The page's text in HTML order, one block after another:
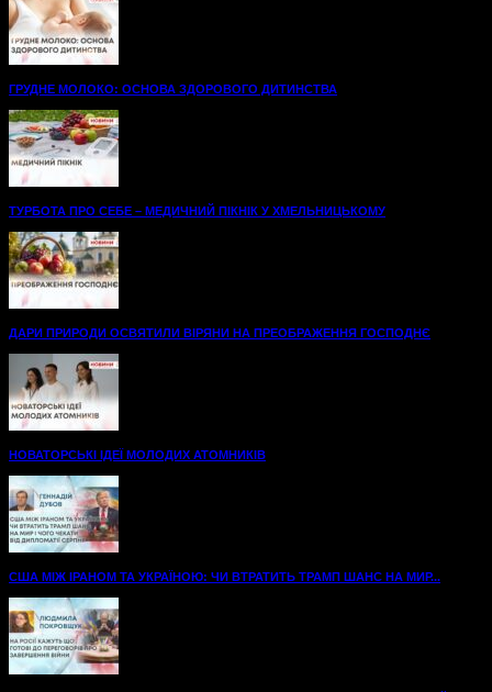
ГРУДНЕ МОЛОКО: ОСНОВА ЗДОРОВОГО ДИТИНСТВА
ТУРБОТА ПРО СЕБЕ – МЕДИЧНИЙ ПІКНІК У ХМЕЛЬНИЦЬКОМУ
ДАРИ ПРИРОДИ ОСВЯТИЛИ ВІРЯНИ НА ПРЕОБРАЖЕННЯ ГОСПОДНЄ
НОВАТОРСЬКІ ІДЕЇ МОЛОДИХ АТОМНИКІВ
США МІЖ ІРАНОМ ТА УКРАЇНОЮ: ЧИ ВТРАТИТЬ ТРАМП ШАНС НА МИР...